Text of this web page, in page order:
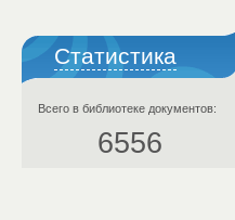
Статистика
Всего в библиотеке документов:
6556